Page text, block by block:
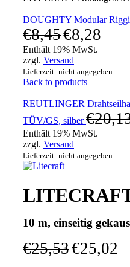
DOUGHTY Modular
€8,45€8,28
Enthält 19% MwSt.
zzgl. Versand
Lieferzeit: nicht angegeben
Back to products
REUTLINGER
TÜV/GS, silber€
Enthält 19% MwSt.
zzgl. Versand
Lieferzeit: nicht angegeben
10 m, einseitig
€25,53€25,02